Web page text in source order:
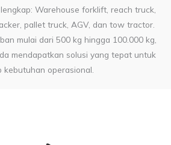
Warehouse forklift, reach truck,
pallet truck, AGV, dan tow tractor.
mulai dari 500 kg hingga 100.000 kg,
mendapatkan solusi yang tepat untuk
kebutuhan operasional.